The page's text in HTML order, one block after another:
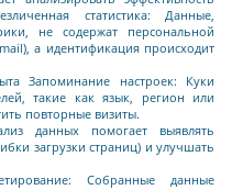
статистика: Данные,
не содержат персональной
а идентификация происходит
Запоминание настроек: Куки
такие как язык, регион или
повторные визиты.
данных помогает выявлять
загрузки страниц) и улучшать
Собранные данные